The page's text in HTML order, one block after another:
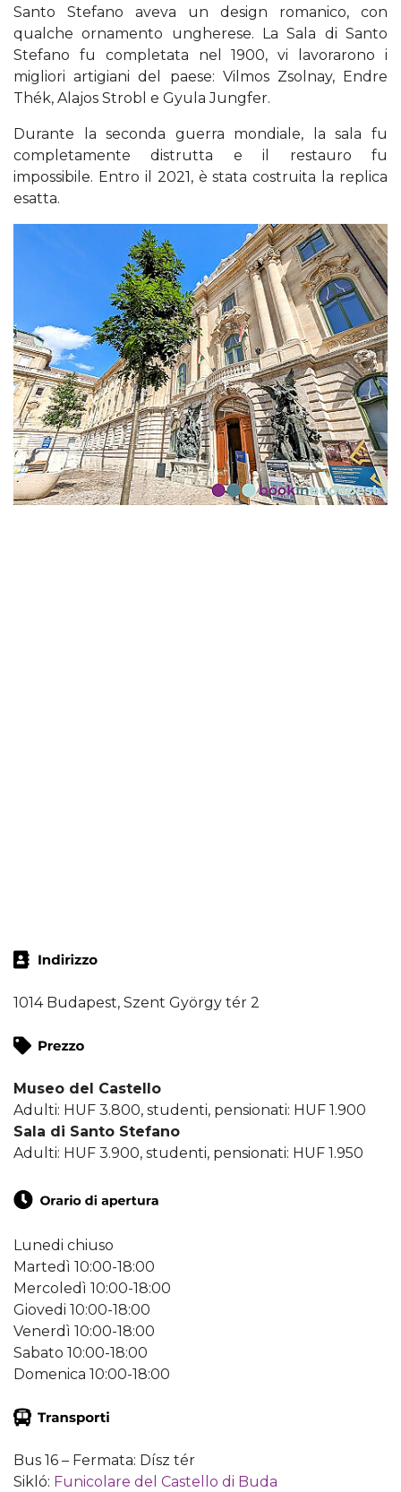
Santo Stefano aveva un design romanico, con
qualche ornamento ungherese. La Sala di Santo
Stefano fu completata nel 1900, vi lavorarono i
migliori artigiani del paese: Vilmos Zsolnay, Endre
Thék, Alajos Strobl e Gyula Jungfer.
Durante la seconda guerra mondiale, la sala fu
completamente distrutta e il restauro fu
impossibile. Entro il 2021, è stata costruita la replica
esatta.
1014 Budapest, Szent György tér 2
Museo del Castello
Adulti: HUF 3.800, studenti, pensionati: HUF 1.900
Sala di Santo Stefano
Adulti: HUF 3.900, studenti, pensionati: HUF 1.950
Lunedi chiuso
Martedì 10:00-18:00
Mercoledì 10:00-18:00
Giovedi 10:00-18:00
Venerdì 10:00-18:00
Sabato 10:00-18:00
Domenica 10:00-18:00
Bus 16 – Fermata: Dísz tér
Sikló: Funicolare del Castello di Buda